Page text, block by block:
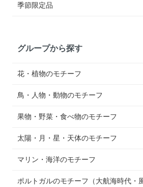
季節限定品
グループから探す
花・植物のモチーフ
鳥・人物・動物のモチーフ
果物・野菜・食べ物のモチーフ
太陽・月・星・天体のモチーフ
マリン・海洋のモチーフ
ポルトガルのモチーフ（大航海時代・